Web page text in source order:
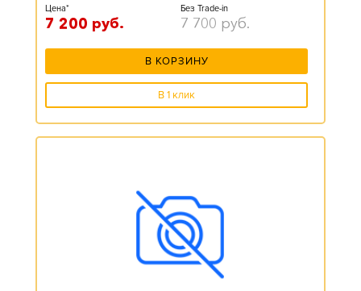
Цена*
7 200 руб.
Без Trade-in
7 700 руб.
В КОРЗИНУ
В 1 клик